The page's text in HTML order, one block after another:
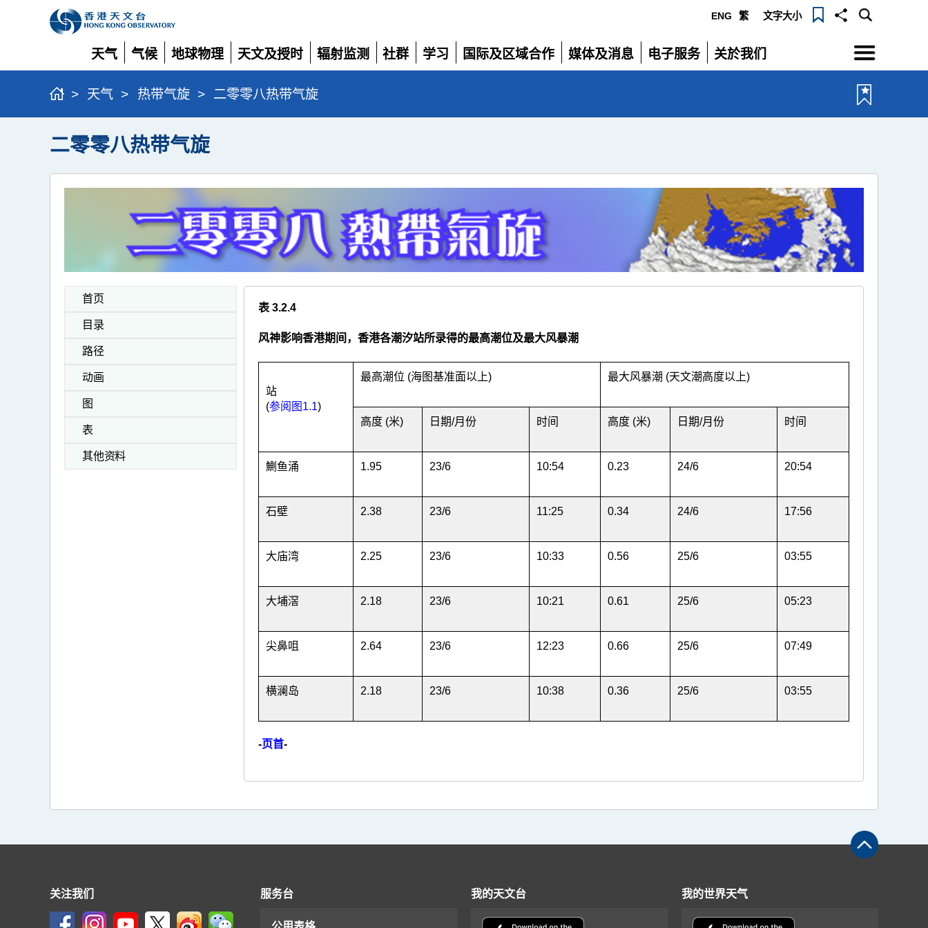
ENG 繁 文字大小
天气
展
开
气候
展
开
地球物理
展
开
天文及授时
展
开
辐射监测
展
开
社群
展
学习
展
国际及区域合作
展
媒体及消息
展
电子服务
展
关於我们
展
选
单
> 天气 > 热带气旋 > 二零零八热带气旋
二零零八热带气旋
首页
目录
路径
动画
图
表
其他资料
表 3.2.4
风神影响香港期间，香港各潮汐站所录得的最高潮位及最大风暴潮
站
(参阅图1.1)
最高潮位 (海图基准面以上) 最大风暴潮 (天文潮高度以上)
高度 (米) 日期/月份 时间 高度 (米) 日期/月份 时间
鰂鱼涌 1.95 23/6 10:54 0.23 24/6 20:54
石壁 2.38 23/6 11:25 0.34 24/6 17:56
大庙湾 2.25 23/6 10:33 0.56 25/6 03:55
大埔滘 2.18 23/6 10:21 0.61 25/6 05:23
尖鼻咀 2.64 23/6 12:23 0.66 25/6 07:49
横澜岛 2.18 23/6 10:38 0.36 25/6 03:55
-页首-
关注我们 服务台 我的天文台 我的世界天气